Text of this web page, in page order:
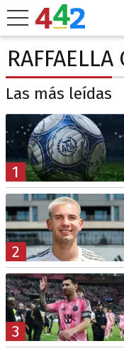
RAFFAELLA
Las más leídas
1
2
3